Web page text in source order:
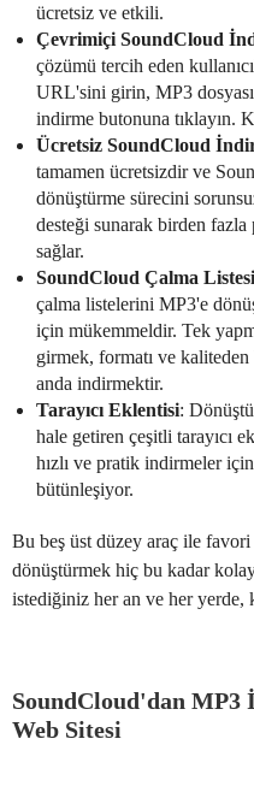
ücretsiz ve etkili.
Çevrimiçi SoundCloud
çözümü tercih eden
URL'sini girin, MP3
indirme butonuna tıklayın.
Ücretsiz SoundCloud
tamamen ücretsizdir ve
dönüştürme sürecini
desteği sunarak birden fazla
sağlar.
SoundCloud Çalma
çalma listelerini MP3'e
için mükemmeldir. Tek
girmek, formatı ve
anda indirmektir.
Tarayıcı Eklentisi:
hale getiren çeşitli tarayıcı
hızlı ve pratik indirmeler
bütünleşiyor.
Bu beş üst düzey araç ile favori
dönüştürmek hiç bu kadar
istediğiniz her an ve her yerde,
SoundCloud'dan
Web Sitesi